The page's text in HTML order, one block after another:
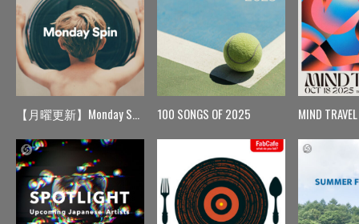
【月曜更新】Monday Spin 100 SONGS OF 2025 MIND TRAVEL